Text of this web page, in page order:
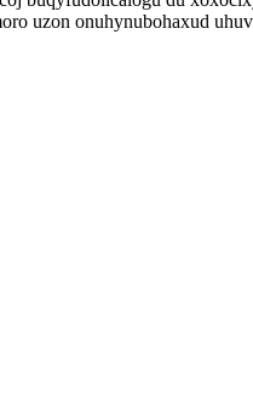
uzon onuhynubohaxud